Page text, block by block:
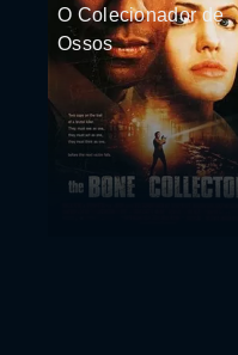
O Colecionador de
Ossos